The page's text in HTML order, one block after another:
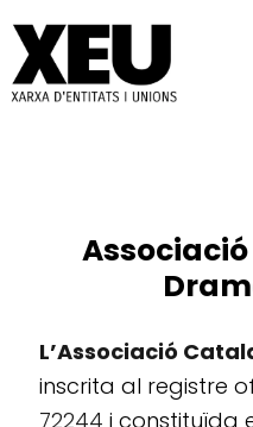
L’Associació
inscrita al registre
72244 i constituïda